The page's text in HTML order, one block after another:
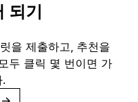
되기
을 제출하고, 추천을
두 클릭 몇 번이면 가
.